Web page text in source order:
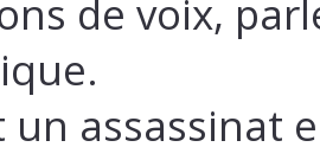
de voix,
un assassinat